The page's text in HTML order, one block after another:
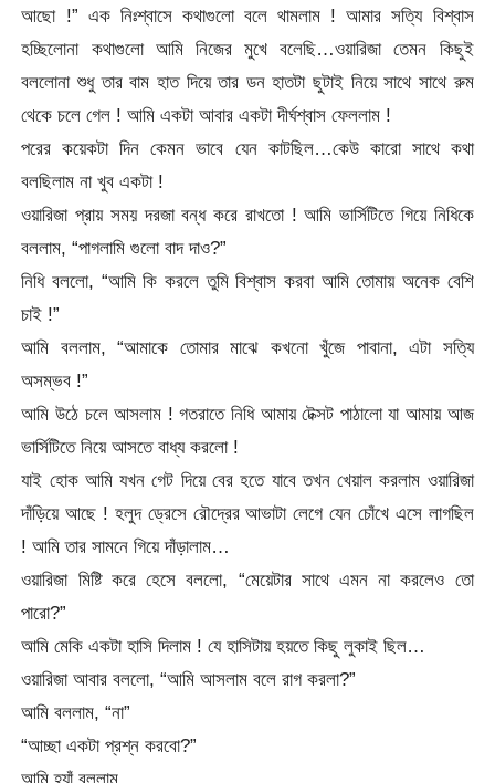
আছো !” এক নিঃশ্বাসে কথাগুলো বলে থামলাম ! আমার সত্যি বিশ্বাস
হচ্ছিলোনা কথাগুলো আমি নিজের মুখে বলেছি…ওয়ারিজা তেমন কিছুই
বললোনা শুধু তার বাম হাত দিয়ে তার ডন হাতটা ছুটাই নিয়ে সাথে সাথে রুম
থেকে চলে গেল ! আমি একটা আবার একটা দীর্ঘশ্বাস ফেললাম !
পরের কয়েকটা দিন কেমন ভাবে যেন কাটছিল…কেউ কারো সাথে কথা
বলছিলাম না খুব একটা !
ওয়ারিজা প্রায় সময় দরজা বন্ধ করে রাখতো ! আমি ভার্সিটিতে গিয়ে নিধিকে
বললাম, “পাগলামি গুলো বাদ দাও?”
নিধি বললো, “আমি কি করলে তুমি বিশ্বাস করবা আমি তোমায় অনেক বেশি
চাই !”
আমি বললাম, “আমাকে তোমার মাঝে কখনো খুঁজে পাবানা, এটা সত্যি
অসম্ভব !”
আমি উঠে চলে আসলাম ! গতরাতে নিধি আমায় টেক্সট পাঠালো যা আমায় আজ
ভার্সিটিতে নিয়ে আসতে বাধ্য করলো !
যাই হোক আমি যখন গেট দিয়ে বের হতে যাবে তখন খেয়াল করলাম ওয়ারিজা
দাঁড়িয়ে আছে ! হলুদ ড্রেসে রৌদ্রের আভাটা লেগে যেন চোঁখে এসে লাগছিল
! আমি তার সামনে গিয়ে দাঁড়ালাম…
ওয়ারিজা মিষ্টি করে হেসে বললো, “মেয়েটার সাথে এমন না করলেও তো
পারো?”
আমি মেকি একটা হাসি দিলাম ! যে হাসিটায় হয়তে কিছু লুকাই ছিল…
ওয়ারিজা আবার বললো, “আমি আসলাম বলে রাগ করলা?”
আমি বললাম, “না”
“আচ্ছা একটা প্রশ্ন করবো?”
আমি হ্যাঁ বললাম…